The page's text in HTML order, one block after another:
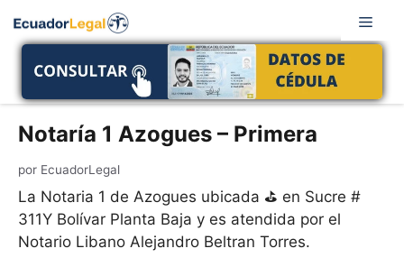
Notaría 1 Azogues – Primera
por EcuadorLegal
La Notaria 1 de Azogues ubicada ⛳ en Sucre #
311Y Bolívar Planta Baja y es atendida por el
Notario Libano Alejandro Beltran Torres.